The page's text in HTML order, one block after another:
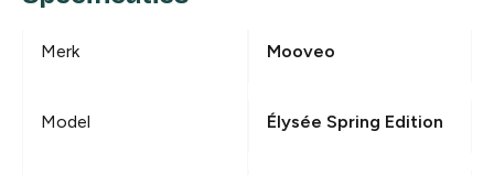
Merk Mooveo
Model Élysée Spring Edition